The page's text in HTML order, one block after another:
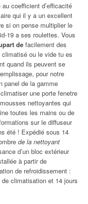
coefficient d’efficacité
qui il y a un excellent
si on pense multiplier le
19 a ses roulettes. Vous
de facilement des
ou le vide tu es
quand ils peuvent se
pour notre
panel de la gamme
une porte fenetre
nettoyantes qui
toutes les mains ou de
sur le diffuseur
été ! Expédié sous 14
de la nettoyant
d’un bloc extérieur
à partir de
de refroidissement :
climatisation et 14 jours